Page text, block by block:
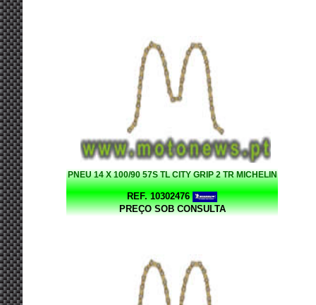
PNEU 14 X 100/90 57S TL CITY GRIP 2 TR MICHELIN
REF. 10302476
PREÇO SOB CONSULTA